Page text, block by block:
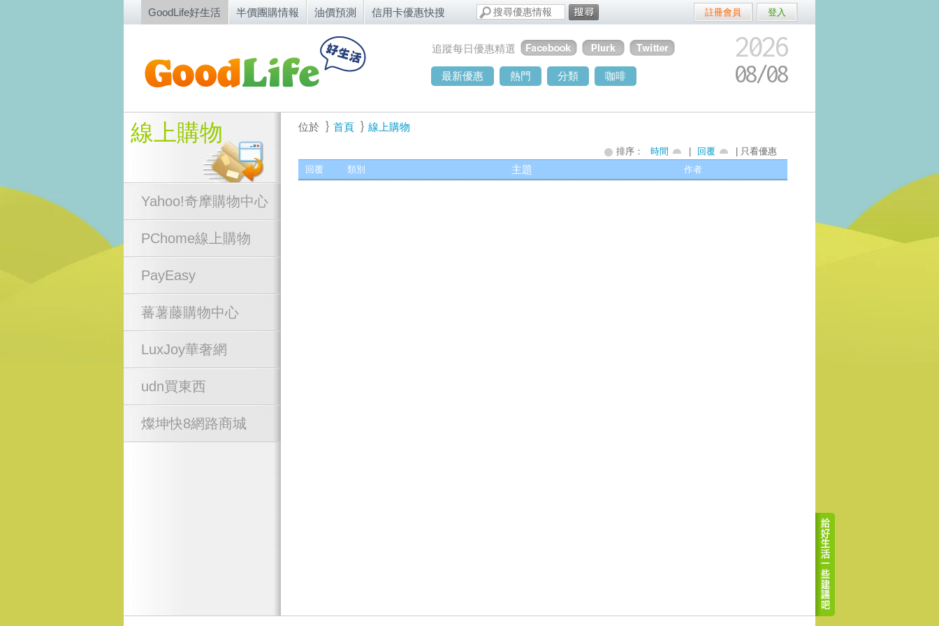
GoodLife好生活 半價團購情報 油價預測 信用卡優惠快搜 註冊會員 登入
追蹤每日優惠精選 2026
08/08
最新優惠 熱門 分類 咖啡
線上購物
Yahoo!奇摩購物中心
PChome線上購物
PayEasy
蕃薯藤購物中心
LuxJoy華奢網
udn買東西
燦坤快8網路商城
位於 首頁 線上購物
排序： 時間 回覆
| 只看優惠
回覆
類別 主題 作者